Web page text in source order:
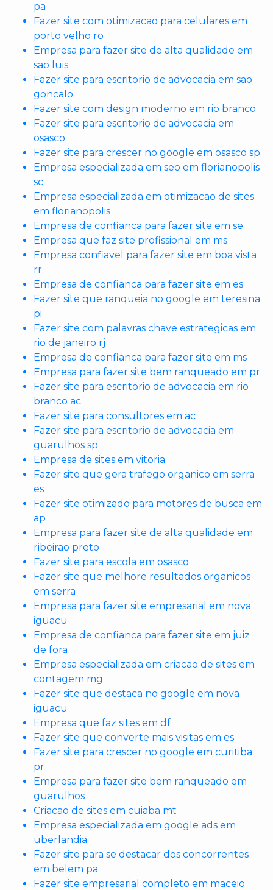
pa
Fazer site com otimizacao para celulares em
porto velho ro
Empresa para fazer site de alta qualidade em
sao luis
Fazer site para escritorio de advocacia em sao
goncalo
Fazer site com design moderno em rio branco
Fazer site para escritorio de advocacia em
osasco
Fazer site para crescer no google em osasco sp
Empresa especializada em seo em florianopolis
sc
Empresa especializada em otimizacao de sites
em florianopolis
Empresa de confianca para fazer site em se
Empresa que faz site profissional em ms
Empresa confiavel para fazer site em boa vista
rr
Empresa de confianca para fazer site em es
Fazer site que ranqueia no google em teresina
pi
Fazer site com palavras chave estrategicas em
rio de janeiro rj
Empresa de confianca para fazer site em ms
Empresa para fazer site bem ranqueado em pr
Fazer site para escritorio de advocacia em rio
branco ac
Fazer site para consultores em ac
Fazer site para escritorio de advocacia em
guarulhos sp
Empresa de sites em vitoria
Fazer site que gera trafego organico em serra
es
Fazer site otimizado para motores de busca em
ap
Empresa para fazer site de alta qualidade em
ribeirao preto
Fazer site para escola em osasco
Fazer site que melhore resultados organicos
em serra
Empresa para fazer site empresarial em nova
iguacu
Empresa de confianca para fazer site em juiz
de fora
Empresa especializada em criacao de sites em
contagem mg
Fazer site que destaca no google em nova
iguacu
Empresa que faz sites em df
Fazer site que converte mais visitas em es
Fazer site para crescer no google em curitiba
pr
Empresa para fazer site bem ranqueado em
guarulhos
Criacao de sites em cuiaba mt
Empresa especializada em google ads em
uberlandia
Fazer site para se destacar dos concorrentes
em belem pa
Fazer site empresarial completo em maceio